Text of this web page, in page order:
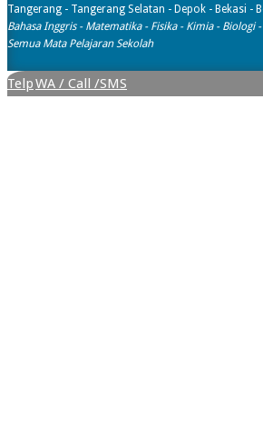
Tangerang - Tangerang Selatan - Depok - Bekasi -
Bahasa Inggris - Matematika - Fisika - Kimia - Biologi
Semua Mata Pelajaran Sekolah
TelpWA / Call /SMS